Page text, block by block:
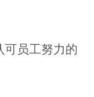
员工努力的